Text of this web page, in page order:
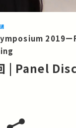
2019
| Panel